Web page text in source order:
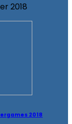
2018
2018